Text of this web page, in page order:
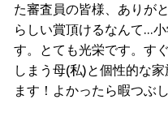
た審査員の皆様、ありが
らしい賞頂けるなんて…
す。とても光栄です。す
しまう母(私)と個性的な
ます！よかったら暇つぶ